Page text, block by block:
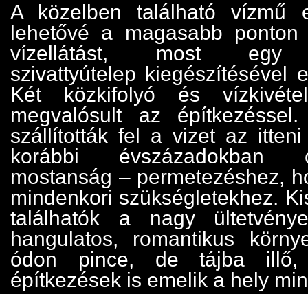
A közelben található vízmű
lehetővé a magasabb ponton
vízellátást, most egy
szivattyútelep kiegészítésével
Két közkifolyó és
megvalósult az
szállították fel a vizet az itteni
korábbi évszázadokban
mostanság – permetezéshez,
mindenkori szükségletekhez.
találhatók a nagy
hangulatos, romantikus
ódon pince, de tájba illő,
építkezések is emelik a hely